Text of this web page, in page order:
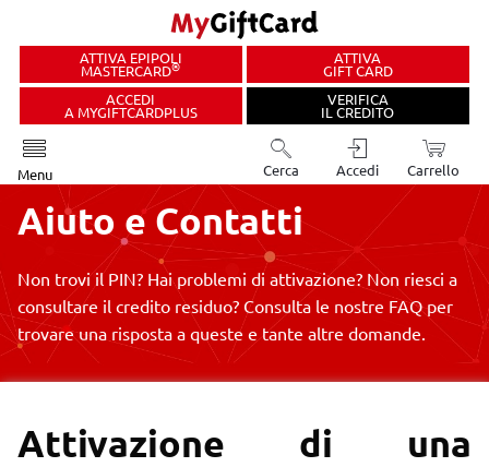
ATTIVA EPIPOLI
MASTERCARD® ATTIVA
GIFT CARD
ACCEDI
A MYGIFTCARDPLUS
VERIFICA
IL CREDITO
Menu Cerca Accedi Carrello
Aiuto eContatti
Non trovi il PIN? Hai problemi di attivazione? Non riesci a
consultare il credito residuo? Consulta le nostre FAQ per
trovare una risposta a queste e tante altre domande.
Attivazione di una